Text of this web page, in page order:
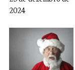
2024